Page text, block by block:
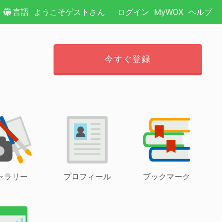
言語 ようこそゲストさん ログイン MyWOX ヘルプ
今すぐ登録
ラリー プロフィール ブックマーク